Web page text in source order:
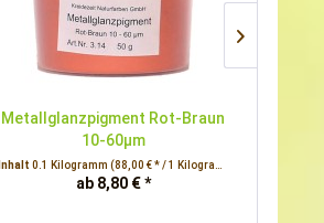
Metallglanzpigment Rot-Braun
10-60µm
Inhalt 0.1 Kilogramm (88,00 € * / 1 Kilogramm)
ab 8,80 € *